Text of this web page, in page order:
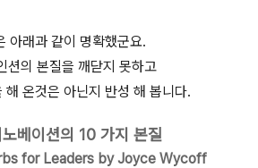
아래과 같이 명확했군요.
션의 본질을 깨닫지 못하고
해 온것은 아닌지 반성 해 봅니다.
베이션의 10 가지 본질
for Leaders by Joyce Wycoff